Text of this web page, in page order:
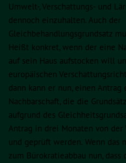
Umwelt-, Verschattungs- und
dennoch einzuhalten. Auch der
Gleichbehandlungsgrundsatz
Heißt konkret, wenn der eine
auf sein Haus aufstocken will
europäischen
dann kann er nun, einen Antrag
Nachbarschaft, die die
aufgrund des
Antrag in drei Monaten von
und geprüft werden. Wenn
zum Bürokratieabbau nun, dass